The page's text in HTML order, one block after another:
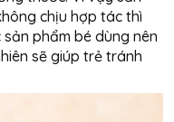
chịu hợp tác thì
phẩm bé dùng nên
sẽ giúp trẻ tránh